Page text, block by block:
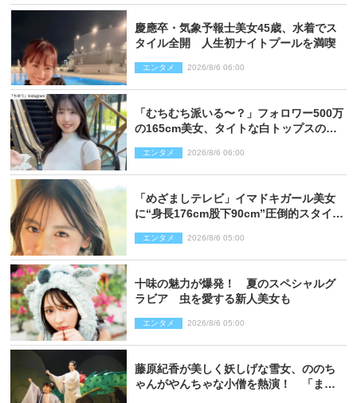
慶應卒・気象予報士美女45歳、水着でス
タイル全開 人生初ナイトプールを満喫
エンタメ 2026/8/6 06:00
「むちむち派いる〜？」フォロワー500万
の165cm美女、タイトな白トップスの抜
エンタメ 2026/8/6 06:00
「めざましテレビ」イマドキガール美女
に“身長176cm股下90cm”圧倒的スタイル
エンタメ 2026/8/6 05:00
十味の魅力が爆発！ 夏のスペシャルグ
ラビア 虫を愛する新人美女も
エンタメ 2026/8/6 05:00
藤原紀香が美しく妖しげな雪女、ののち
ゃんがやんちゃな小僧を熱演！ 「まん